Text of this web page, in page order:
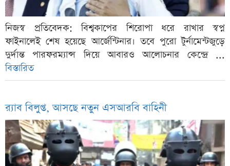
নিজস্ব প্রতিবেদক: বিশ্বকাপের শিরোপা ধরে রাখার স্বপ্ন
ফাইনালেই শেষ হয়েছে আর্জেন্টিনার। তবে পুরো টুর্নামেন্টজুড়ে
দুর্দান্ত পারফরম্যান্স দিয়ে আবারও আলোচনার কেন্দ্রে ...
বিস্তারিত
র‍্যাব বিলুপ্ত, আসছে নতুন এসআরবি বাহিনী